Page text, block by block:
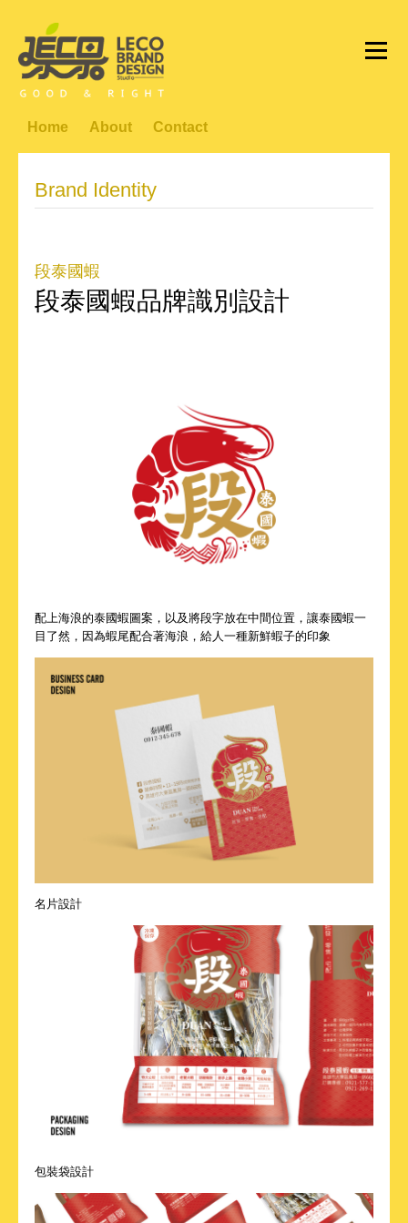
Home About Contact
Brand Identity
段泰國蝦
段泰國蝦品牌識別設計
配上海浪的泰國蝦圖案，以及將段字放在中間位置，讓泰國蝦一
目了然，因為蝦尾配合著海浪，給人一種新鮮蝦子的印象
名片設計
包裝袋設計